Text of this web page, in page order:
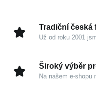
jemnou eleganci a
snadno kombinuje s
Kouzlo v
Tradiční česká
Už od roku 2001
Široký výběr
Na našem e-shopu